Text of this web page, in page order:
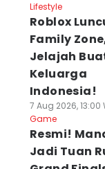
Lifestyle
Roblox
Family
Jelajah
Keluarga
Indonesia!
7 Aug 2026, 13:00
Game
Resmi!
Jadi Tuan